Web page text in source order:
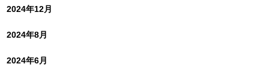
2024年12月
2024年8月
2024年6月